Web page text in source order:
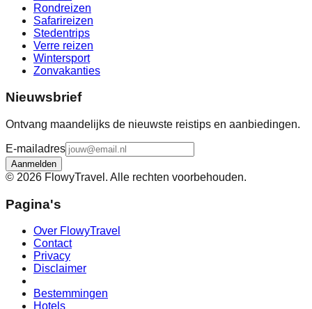
Rondreizen
Safarireizen
Stedentrips
Verre reizen
Wintersport
Zonvakanties
Nieuwsbrief
Ontvang maandelijks de nieuwste reistips en aanbiedingen.
E-mailadres
Aanmelden
© 2026 FlowyTravel. Alle rechten voorbehouden.
Pagina's
Over FlowyTravel
Contact
Privacy
Disclaimer
Bestemmingen
Hotels